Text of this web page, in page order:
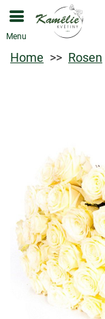
Menu
Home Rosen